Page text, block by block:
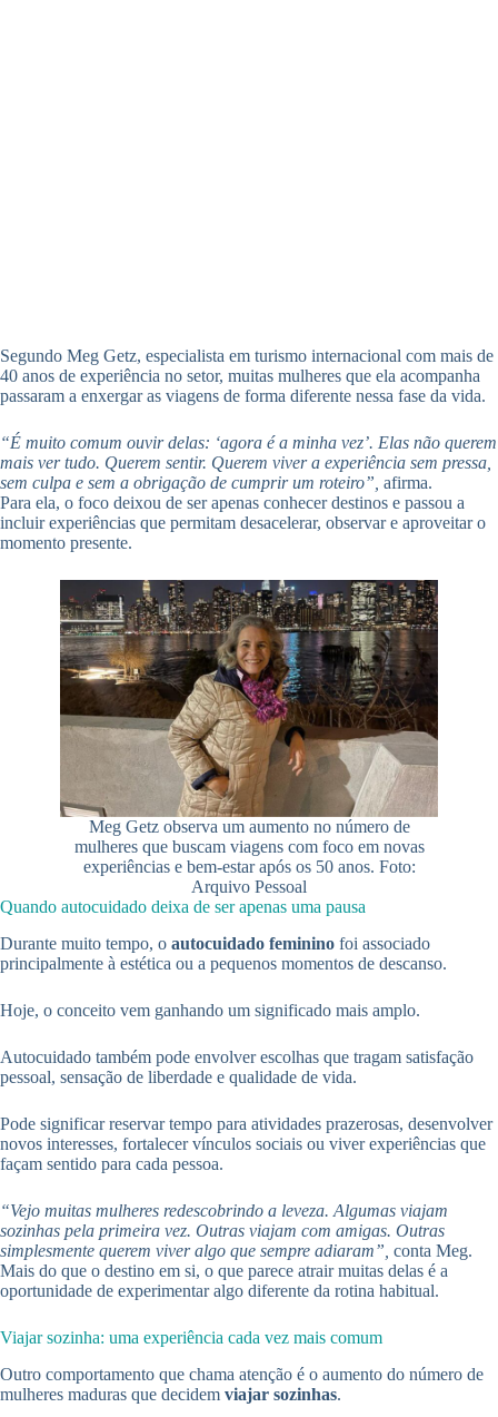
Segundo Meg Getz, especialista em turismo internacional com mais de
40 anos de experiência no setor, muitas mulheres que ela acompanha
passaram a enxergar as viagens de forma diferente nessa fase da vida.
“É muito comum ouvir delas: ‘agora é a minha vez’. Elas não querem
mais ver tudo. Querem sentir. Querem viver a experiência sem pressa,
sem culpa e sem a obrigação de cumprir um roteiro”, afirma.
Para ela, o foco deixou de ser apenas conhecer destinos e passou a
incluir experiências que permitam desacelerar, observar e aproveitar o
momento presente.
Meg Getz observa um aumento no número de
mulheres que buscam viagens com foco em novas
experiências e bem-estar após os 50 anos. Foto:
Arquivo Pessoal
Quando autocuidado deixa de ser apenas uma pausa
Durante muito tempo, o autocuidado feminino foi associado
principalmente à estética ou a pequenos momentos de descanso.
Hoje, o conceito vem ganhando um significado mais amplo.
Autocuidado também pode envolver escolhas que tragam satisfação
pessoal, sensação de liberdade e qualidade de vida.
Pode significar reservar tempo para atividades prazerosas, desenvolver
novos interesses, fortalecer vínculos sociais ou viver experiências que
façam sentido para cada pessoa.
“Vejo muitas mulheres redescobrindo a leveza. Algumas viajam
sozinhas pela primeira vez. Outras viajam com amigas. Outras
simplesmente querem viver algo que sempre adiaram”, conta Meg.
Mais do que o destino em si, o que parece atrair muitas delas é a
oportunidade de experimentar algo diferente da rotina habitual.
Viajar sozinha: uma experiência cada vez mais comum
Outro comportamento que chama atenção é o aumento do número de
mulheres maduras que decidem viajar sozinhas.